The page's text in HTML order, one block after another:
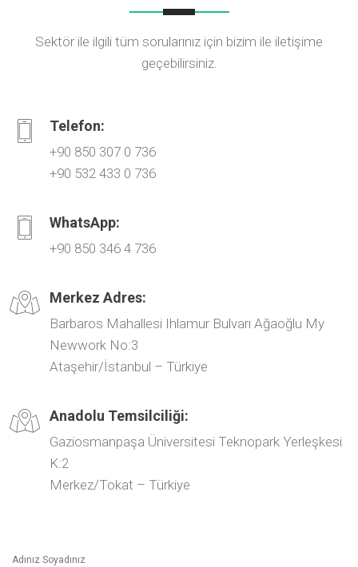
Sektör ile ilgili tüm sorularınız için bizim ile iletişime
geçebilirsiniz.
Telefon:
+90 850 307 0 736
+90 532 433 0 736
WhatsApp:
+90 850 346 4 736
Merkez Adres:
Barbaros Mahallesi Ihlamur Bulvarı Ağaoğlu My
Newwork No:3
Ataşehir/İstanbul – Türkiye
Anadolu Temsilciliği:
Gaziosmanpaşa Üniversitesi Teknopark Yerleşkesi
K:2
Merkez/Tokat – Türkiye
Adınız Soyadınız